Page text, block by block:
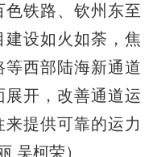
铁路、钦州东至
设如火如荼，焦
西部陆海新通道
开，改善通道运
提供可靠的运力
吴柯荣）